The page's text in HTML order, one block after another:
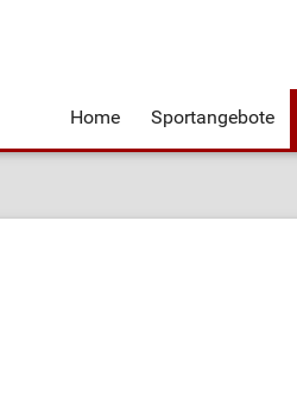
Home Sportangebote